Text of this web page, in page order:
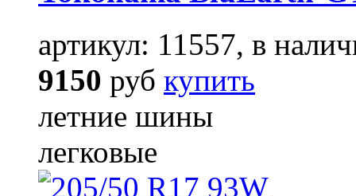
артикул: 11557, в
9150 руб купить
летние шины
легковые